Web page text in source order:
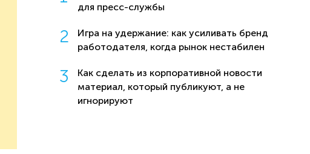
для пресс-службы
Игра на удержание: как усиливать бренд
работодателя, когда рынок нестабилен
Как сделать из корпоративной новости
материал, который публикуют, а не
игнорируют